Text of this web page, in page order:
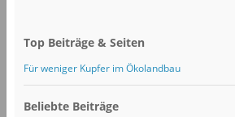
Top Beiträge & Seiten
Für weniger Kupfer im Ökolandbau
Beliebte Beiträge